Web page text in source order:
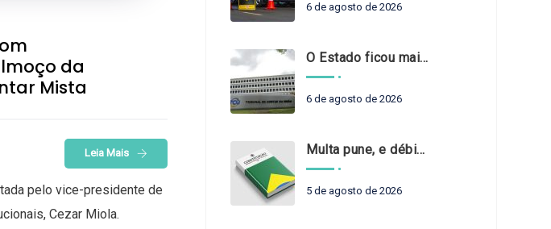
da
Mista
Leia Mais
pelo vice-presidente de
Cezar Miola.
6 de agosto de 2026
O Estado ficou mais complexo. O controle precisa acompanhar
6 de agosto de 2026
Multa pune, e débito recompõe. § 3º do art. 71 da Constituição: um problema de legística formal
5 de agosto de 2026